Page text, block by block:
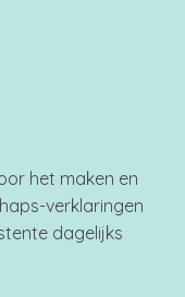
het maken en
verklaringen
dagelijks